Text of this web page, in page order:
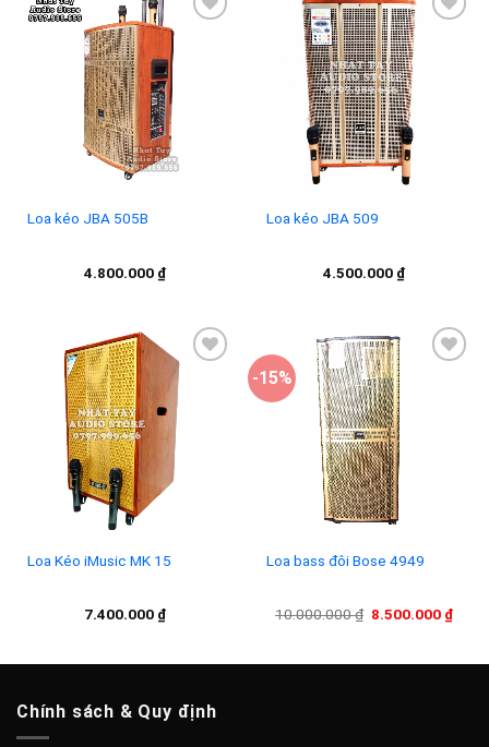
Loa kéo JBA 505B
4.800.000 ₫
Loa kéo JBA 509
4.500.000 ₫
wishlist
Loa Kéo iMusic MK 15
7.400.000 ₫
-15%
Loa bass đôi Bose 4949
10.000.000₫ Giá
8.500.000 ₫Giá
Chính sách & Quy định